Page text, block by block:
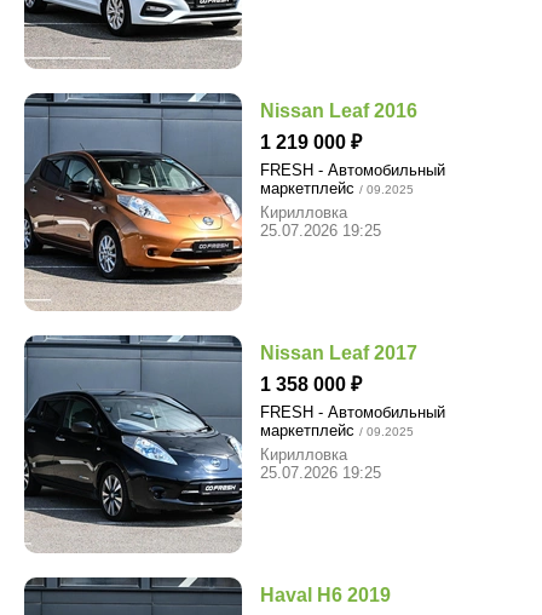
Nissan Leaf 2016
1 219 000
FRESH - Автомобильный
маркетплейс / 09.2025
Кирилловка
25.07.2026 19:25
Nissan Leaf 2017
1 358 000
FRESH - Автомобильный
маркетплейс / 09.2025
Кирилловка
25.07.2026 19:25
Haval H6 2019